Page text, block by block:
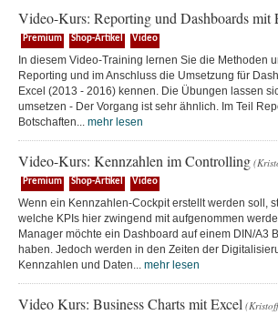
Video-Kurs: Reporting und Dashboards mit
Premium Shop-Artikel Video
In diesem Video-Training lernen Sie die Methoden
Reporting und im Anschluss die Umsetzung für
Excel (2013 - 2016) kennen. Die Übungen lassen
umsetzen - Der Vorgang ist sehr ähnlich. Im Teil
Botschaften... mehr lesen
Video-Kurs: Kennzahlen im Controlling
Premium Shop-Artikel Video
Wenn ein Kennzahlen-Cockpit erstellt werden soll,
welche KPIs hier zwingend mit aufgenommen
Manager möchte ein Dashboard auf einem DIN/A3
haben. Jedoch werden in den Zeiten der
Kennzahlen und Daten... mehr lesen
Video Kurs: Business Charts mit Excel